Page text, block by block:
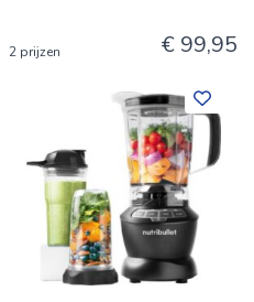
2 prijzen € 99,95